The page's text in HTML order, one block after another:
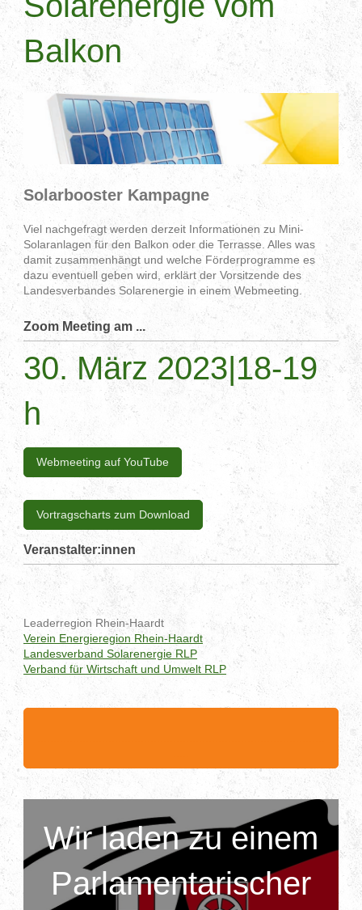
Balkon
Solarbooster Kampagne
Viel nachgefragt werden derzeit Informationen zu Mini-
Solaranlagen für den Balkon oder die Terrasse. Alles was
damit zusammenhängt und welche Förderprogramme es
dazu eventuell geben wird, erklärt der Vorsitzende des
Landesverbandes Solarenergie in einem Webmeeting.
Zoom Meeting am ...
30. März 2023|18-19
h
Webmeeting auf YouTube
Vortragscharts zum Download
Veranstalter:innen
Leaderregion Rhein-Haardt
Verein Energieregion Rhein-Haardt
Landesverband Solarenergie RLP
Verband für Wirtschaft und Umwelt RLP
Wir laden zu einem
Parlamentarischer